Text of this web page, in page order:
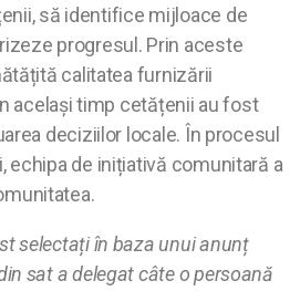
să identifice mijloace de
progresul. Prin aceste
calitatea furnizării
același timp cetățenii au fost
deciziilor locale. În procesul
echipa de inițiativă comunitară a
selectați în baza unui anunț
sat a delegat câte o persoană